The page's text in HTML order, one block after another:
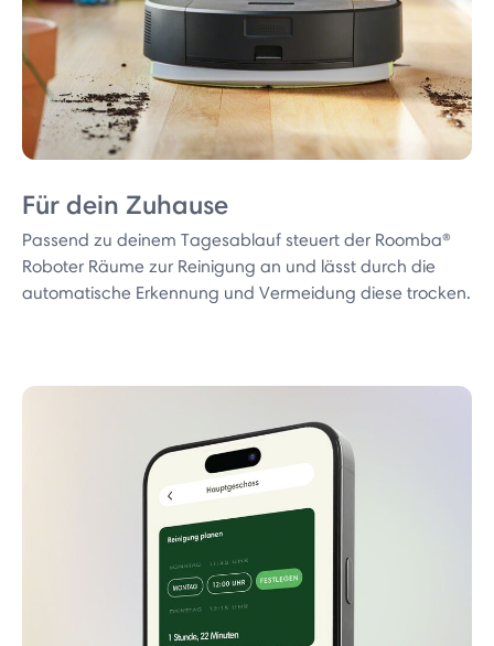
Für dein Zuhause
Passend zu deinem Tagesablauf steuert der Roomba®
Roboter Räume zur Reinigung an und lässt durch die
automatische Erkennung und Vermeidung diese trocken.